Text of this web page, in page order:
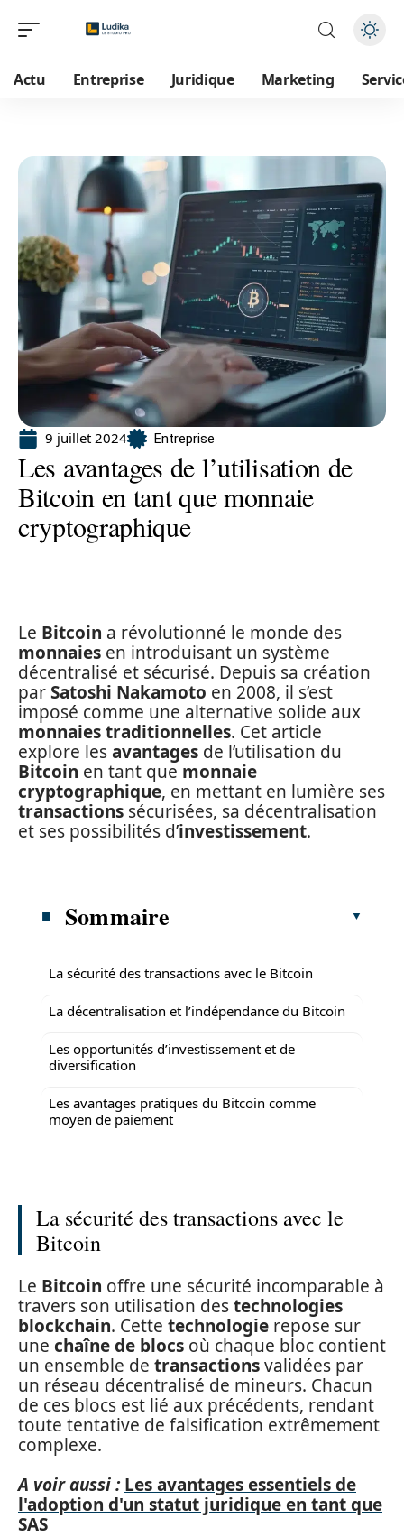
Actu Entreprise Juridique Marketing
9 juillet 2024 Entreprise
Les avantages de l’utilisation de
Bitcoin en tant que monnaie
cryptographique
Le Bitcoin a révolutionné le monde des
monnaies en introduisant un système
décentralisé et sécurisé. Depuis sa création
parSatoshi Nakamoto en 2008, il s’est
imposé comme une alternative solide aux
monnaies traditionnelles. Cet article
explore lesavantages de l’utilisation du
Bitcoin en tant que monnaie
cryptographique, en mettant en lumière ses
transactions sécurisées, sa décentralisation
et ses possibilités d’investissement.
Sommaire
La sécurité des transactions avec le Bitcoin
La décentralisation et l’indépendance du Bitcoin
Les opportunités d’investissement et de
diversification
Les avantages pratiques du Bitcoin comme
moyen de paiement
La sécurité des transactions avec le
Bitcoin
Le Bitcoin offre une sécurité incomparable à
travers son utilisation destechnologies
blockchain. Cette technologie repose sur
une chaîne de blocs où chaque bloc contient
un ensemble de transactionsvalidées par
un réseau décentralisé de mineurs. Chacun
de ces blocs est lié aux précédents, rendant
toute tentative de falsification extrêmement
complexe.
A voir aussi : Les avantages essentiels de
l'adoption d'un statut juridique en tant que
SAS